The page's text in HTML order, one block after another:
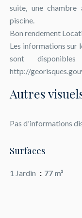
suite, une chambre
piscine.
Bon rendement
Les informations sur
sont
http://
Autres
Pas d'informations
Surfaces
1 Jardin 77 m²